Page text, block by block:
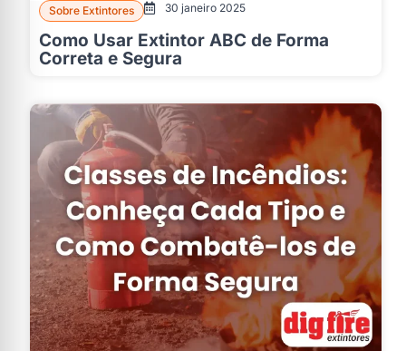
Sobre Extintores 30 janeiro 2025
Como Usar Extintor ABC de Forma
Correta e Segura